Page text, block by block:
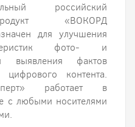
российский
«ВОКОРД
для улучшения
фото- и
выявления фактов
контента.
работает в
с любыми носителями